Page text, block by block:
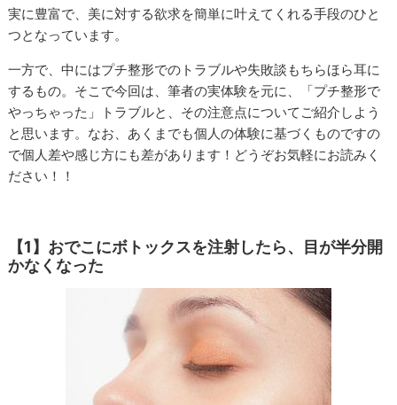
実に豊富で、美に対する欲求を簡単に叶えてくれる手段のひと
つとなっています。
一方で、中にはプチ整形でのトラブルや失敗談もちらほら耳に
するもの。そこで今回は、筆者の実体験を元に、「プチ整形で
やっちゃった」トラブルと、その注意点についてご紹介しよう
と思います。なお、あくまでも個人の体験に基づくものですの
で個人差や感じ方にも差があります！どうぞお気軽にお読みく
ださい！！
【1】おでこにボトックスを注射したら、目が半分開
かなくなった